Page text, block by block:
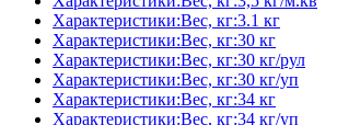
Характеристики:Вес, кг:3.1 кг
Характеристики:Вес, кг:30 кг
Характеристики:Вес, кг:30 кг/рул
Характеристики:Вес, кг:30 кг/уп
Характеристики:Вес, кг:34 кг
Характеристики:Вес, кг:34 кг/уп